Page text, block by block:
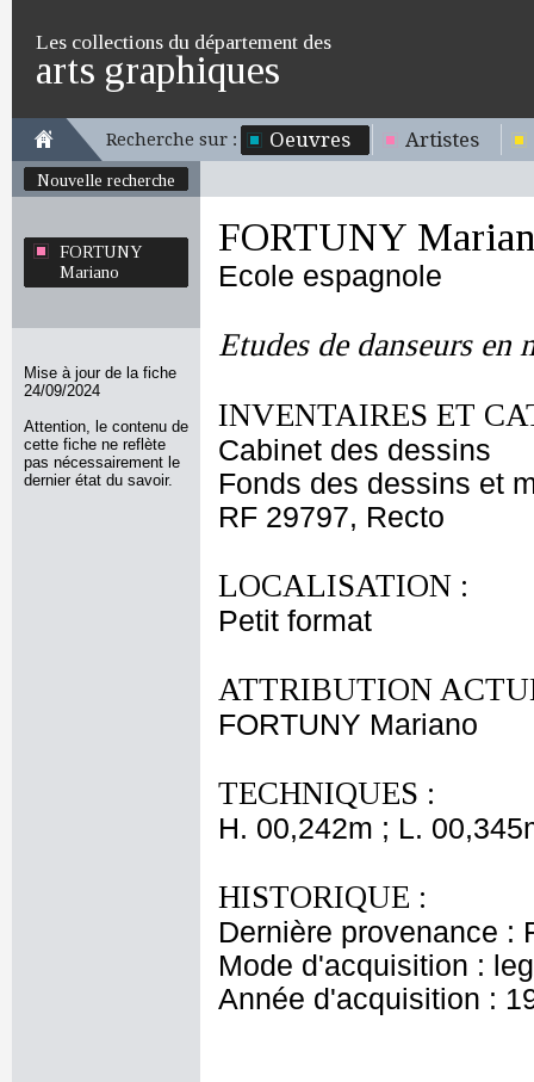
Les collections du département des
arts graphiques
Recherche sur : Oeuvres Artistes
Nouvelle recherche
FORTUNY
Mariano
Mise à jour de la fiche
24/09/2024
Attention, le contenu de
cette fiche ne reflète
pas nécessairement le
dernier état du savoir.
FORTUNY
Ecole espagnole
Etudes de danseurs en
INVENTAIRES ET
Cabinet des dessins
Fonds des dessins et
RF 29797, Recto
LOCALISATION :
Petit format
ATTRIBUTION
FORTUNY Mariano
TECHNIQUES :
H. 00,242m ; L.
HISTORIQUE :
Dernière provenance :
Mode d'acquisition :
Année d'acquisition :